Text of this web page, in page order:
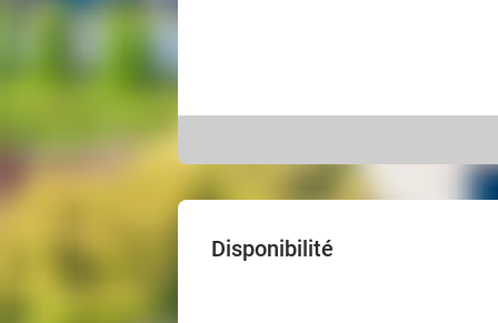
Disponibilité